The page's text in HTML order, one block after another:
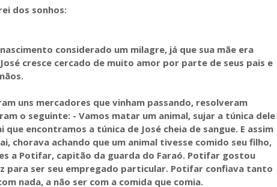
dos sonhos:
considerado um milagre, já que sua mãe era
cresce cercado de muito amor por parte de seus pais e
uns mercadores que vinham passando, resolveram
o seguinte: - Vamos matar um animal, sujar a túnica dele
encontramos a túnica de José cheia de sangue. E assim
chorava achando que um animal tivesse comido seu filho,
a Potifar, capitão da guarda do Faraó. Potifar gostou
para ser seu empregado particular. Potifar confiava tanto
nada, a não ser com a comida que comia.